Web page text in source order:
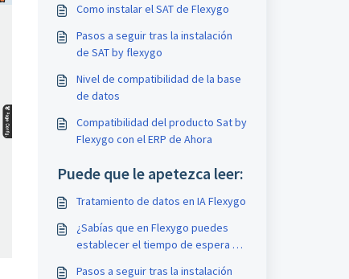
Como instalar el SAT de Flexygo
Pasos a seguir tras la instalación
de SAT by flexygo
Nivel de compatibilidad de la base
de datos
Compatibilidad del producto Sat by
Flexygo con el ERP de Ahora
Puede que le apetezca leer:
Tratamiento de datos en IA Flexygo
¿Sabías que en Flexygo puedes
establecer el tiempo de espera de
Pasos a seguir tras la instalación